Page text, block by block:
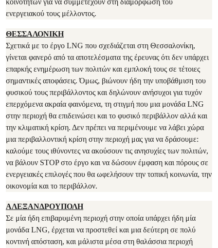
ενεργειακού τους μέλλοντος.
ΘΕΣΣΑΛΟΝΙΚΗ
Σχετικά με το έργο LNG που σχεδιάζεται στη Θεσσαλονίκη,
γίνεται φανερό από τα αποτελέσματα της έρευνας ότι δεν υπάρχει
επαρκής ενημέρωση των πολιτών και εμπλοκή τους σε τέτοιες
σημαντικές αποφάσεις. Όμως, βιώνουν ήδη την υποβάθμιση του
φυσικού τους περιβάλλοντος και δηλώνουν ανήσυχοι για τυχόν
επερχόμενα ακραία φαινόμενα, τη στιγμή που μια μονάδα LNG
στην περιοχή θα επιδεινώσει και το φυσικό περιβάλλον αλλά και
την κλιματική κρίση. Δεν πρέπει να περιμένουμε να λάβει χώρα
μια περιβαλλοντική κρίση στην περιοχή μας για να δράσουμε:
καλούμε τους ιθύνοντες να ακούσουν τις ανησυχίες των πολιτών,
να βάλουν STOP στο έργο και να δώσουν έμφαση και πόρους σε
ενεργειακές επιλογές που θα ωφελήσουν την τοπική κοινωνία, την
οικονομία και το περιβάλλον.
ΑΛΕΞΑΝΔΡΟΥΠΟΛΗ
Σε μία ήδη επιβαρυμένη περιοχή στην οποία υπάρχει ήδη μία
μονάδα LNG, έρχεται να προστεθεί και μια δεύτερη σε πολύ
κοντινή απόσταση, και μάλιστα μέσα στη θαλάσσια περιοχή